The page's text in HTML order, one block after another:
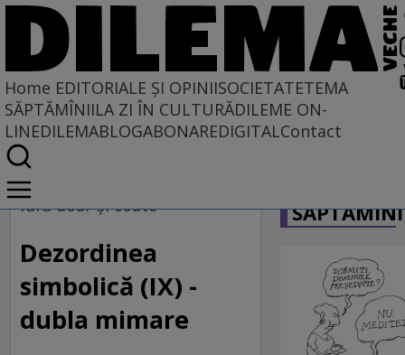
Home EDITORIALE ȘI OPINIISOCIETATETEMA
SĂPTĂMÎNIILA ZI ÎN CULTURĂDILEME ON-
LINEDILEMABLOGABONAREDIGITALContact
Home
EDITORIALE ȘI OPINII
TÎLC SHOW
fără doar şi coate
Dezordinea
simbolică (IX) -
dubla mimare